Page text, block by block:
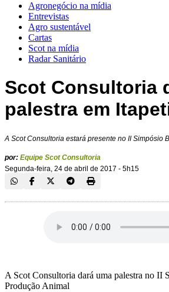
Agronegócio na mídia
Entrevistas
Agro sustentável
Cartas
Scot na mídia
Radar Sanitário
Scot Consultoria
palestra em
A Scot Consultoria estará presente no II Simpósio
por: Equipe Scot Consultoria
Segunda-feira, 24 de abril de 2017 - 5h15
A Scot Consultoria dará uma palestra no II
Produção Animal